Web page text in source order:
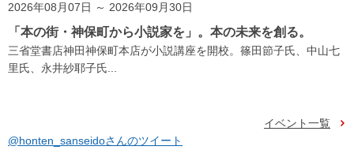
2026年08月07日 ～ 2026年09月30日
「本の街・神保町から小説家を」。本の未来を創る。
三省堂書店神田神保町本店が小説講座を開校。篠田節子氏、中山七
里氏、永井紗耶子氏...
イベント一覧
@honten_sanseidoさんのツイート